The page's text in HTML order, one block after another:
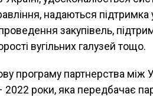
надаються підтримка
закупівель,
вугільних галузей тощо.
програму партнерства між
2022 роки, яка передбачає